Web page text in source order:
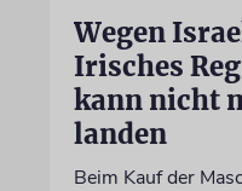
Wegen
Irisches
kann nicht
landen
Beim Kauf der